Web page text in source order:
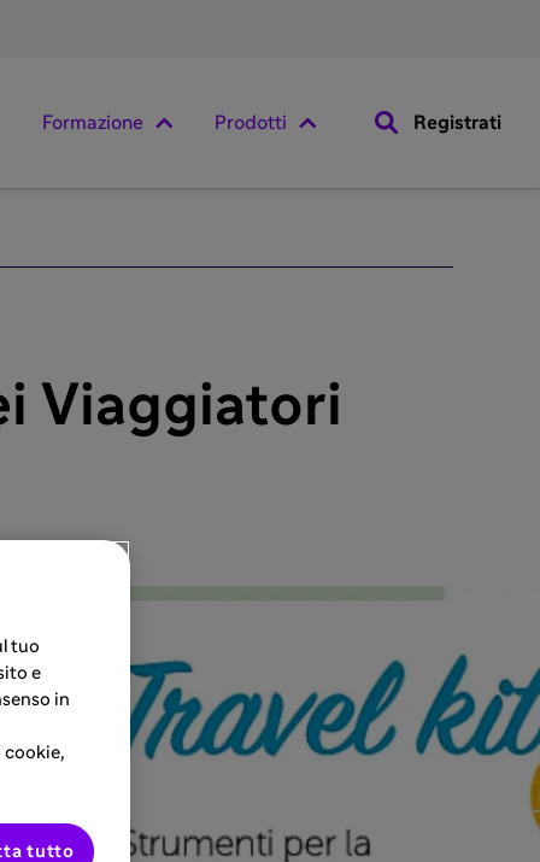
Formazione Prodotti Registrati
Viaggiatori
tuo
e
in
cookie,
tutto